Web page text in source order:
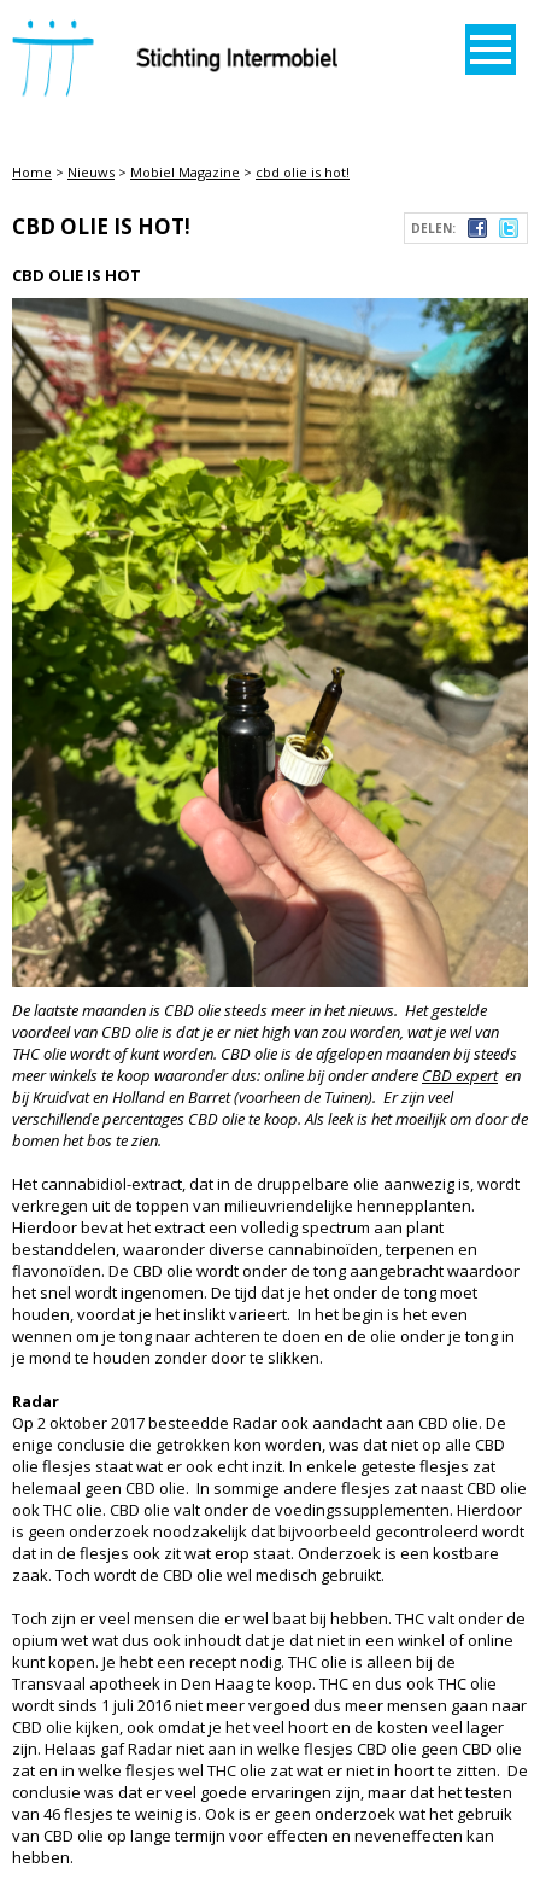
STICHTING INTERMOBIEL
Home > Nieuws > Mobiel Magazine > cbd olie is hot!
DELEN:
CBD OLIE IS HOT!
CBD OLIE IS HOT
De laatste maanden is CBD olie steeds meer in het nieuws. Het gestelde
voordeel van CBD olie is dat je er niet high van zou worden, wat je wel van
THC olie wordt of kunt worden. CBD olie is de afgelopen maanden bij steeds
meer winkels te koop waaronder dus: online bij onder andere CBD experten
bij Kruidvat en Holland en Barret (voorheen de Tuinen). Er zijn veel
verschillende percentages CBD olie te koop. Als leek is het moeilijk om door de
bomen het bos te zien.
Het cannabidiol-extract, dat in de druppelbare olie aanwezig is, wordt
verkregen uit de toppen van milieuvriendelijke hennepplanten.
Hierdoor bevat het extract een volledig spectrum aan plant
bestanddelen, waaronder diverse cannabinoïden, terpenen en
flavonoïden. De CBD olie wordt onder de tong aangebracht waardoor
het snel wordt ingenomen. De tijd dat je het onder de tong moet
houden, voordat je het inslikt varieert. In het begin is het even
wennen om je tong naar achteren te doen en de olie onder je tong in
je mond te houden zonder door te slikken.
Radar
Op 2 oktober 2017 besteedde Radar ook aandacht aan CBD olie. De
enige conclusie die getrokken kon worden, was dat niet op alle CBD
olie flesjes staat wat er ook echt inzit. In enkele geteste flesjes zat
helemaal geen CBD olie. In sommige andere flesjes zat naast CBD olie
ook THC olie. CBD olie valt onder de voedingssupplementen. Hierdoor
is geen onderzoek noodzakelijk dat bijvoorbeeld gecontroleerd wordt
dat in de flesjes ook zit wat erop staat. Onderzoek is een kostbare
zaak. Toch wordt de CBD olie wel medisch gebruikt.
Toch zijn er veel mensen die er wel baat bij hebben. THC valt onder de
opium wet wat dus ook inhoudt dat je dat niet in een winkel of online
kunt kopen. Je hebt een recept nodig. THC olie is alleen bij de
Transvaal apotheek in Den Haag te koop. THC en dus ook THC olie
wordt sinds 1 juli 2016 niet meer vergoed dus meer mensen gaan naar
CBD olie kijken, ook omdat je het veel hoort en de kosten veel lager
zijn. Helaas gaf Radar niet aan in welke flesjes CBD olie geen CBD olie
zat en in welke flesjes wel THC olie zat wat er niet in hoort te zitten. De
conclusie was dat er veel goede ervaringen zijn, maar dat het testen
van 46 flesjes te weinig is. Ook is er geen onderzoek wat het gebruik
van CBD olie op lange termijn voor effecten en neveneffecten kan
hebben.